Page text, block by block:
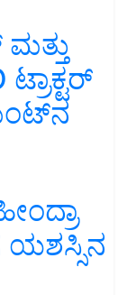
ಯಶಸ್ಸಿನ